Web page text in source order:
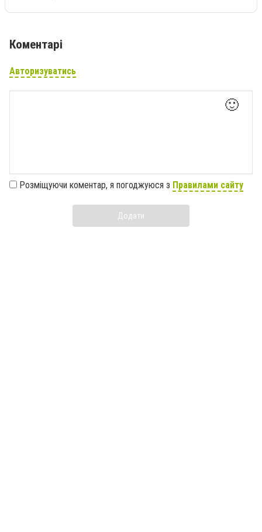
Коментарі
Авторизуватись
🙂
Розміщуючи коментар, я погоджуюся з Правилами сайту
Додати